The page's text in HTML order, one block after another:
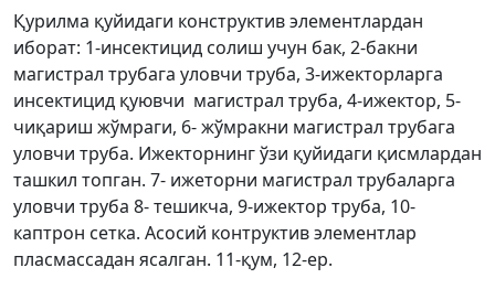
Қурилма қуйидаги конструктив элементлардан
иборат: 1-инсектицид солиш учун бак, 2-бакни
магистрал трубага уловчи труба, 3-ижекторларга
инсектицид қуювчи магистрал труба, 4-ижектор, 5-
чиқариш жўмраги, 6- жўмракни магистрал трубага
уловчи труба. Ижекторнинг ўзи қуйидаги қисмлардан
ташкил топган. 7- ижеторни магистрал трубаларга
уловчи труба 8- тешикча, 9-ижектор труба, 10-
каптрон сетка. Асосий контруктив элементлар
пласмассадан ясалган. 11-қум, 12-ер.